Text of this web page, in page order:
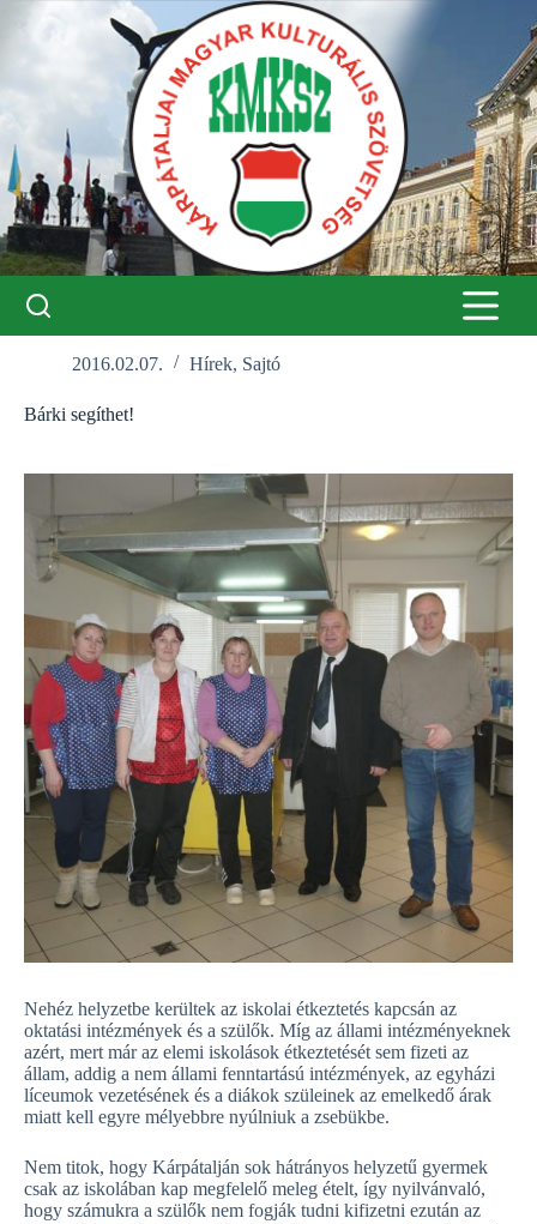
2016.02.07. Hírek, Sajtó
Bárki segíthet!
Nehéz helyzetbe kerültek az iskolai étkeztetés kapcsán az
oktatási intézmények és a szülők. Míg az állami intézményeknek
azért, mert már az elemi iskolások étkeztetését sem fizeti az
állam, addig a nem állami fenntartású intézmények, az egyházi
líceumok vezetésének és a diákok szüleinek az emelkedő árak
miatt kell egyre mélyebbre nyúlniuk a zsebükbe.
Nem titok, hogy Kárpátalján sok hátrányos helyzetű gyermek
csak az iskolában kap megfelelő meleg ételt, így nyilvánvaló,
hogy számukra a szülők nem fogják tudni kifizetni ezután az